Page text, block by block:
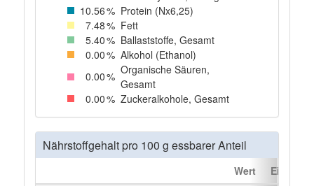
10.56% Protein (Nx6,25)
7.48% Fett
5.40% Ballaststoffe, Gesamt
0.00% Alkohol (Ethanol)
0.00% Organische Säuren,
Gesamt
0.00% Zuckeralkohole, Gesamt
Nährstoffgehalt pro 100 g essbarer Anteil
Wert
Einheit